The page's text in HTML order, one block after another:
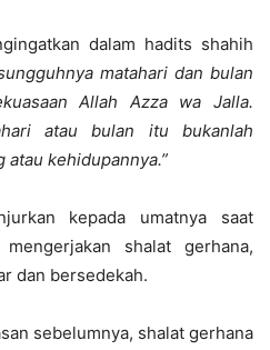
dalam hadits shahih
matahari dan bulan
Allah Azza wa Jalla.
atau bulan itu bukanlah
atau kehidupannya.”
kepada umatnya saat
shalat gerhana,
dan bersedekah.
sebelumnya, shalat gerhana